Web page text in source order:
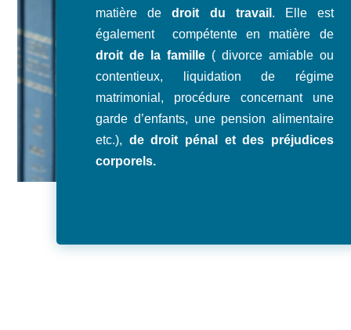
matière dedroit du travail . Elle est
également compétente en matière de
droit de la famille ( divorce amiable ou
contentieux, liquidation de régime
matrimonial, procédure concernant une
garde d’enfants, une pension alimentaire
etc.), de droit pénal et des préjudices
corporels.